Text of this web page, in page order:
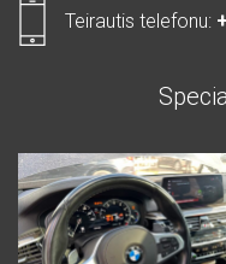
Teirautis telefonu: